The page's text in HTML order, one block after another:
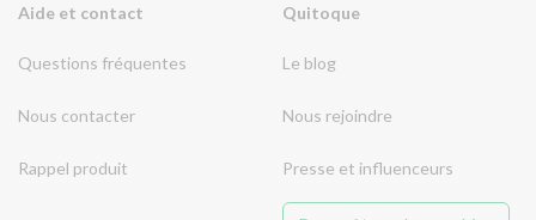
Aide et contact
Questions fréquentes
Nous contacter
Rappel produit
Quitoque
Le blog
Nous rejoindre
Presse et influenceurs